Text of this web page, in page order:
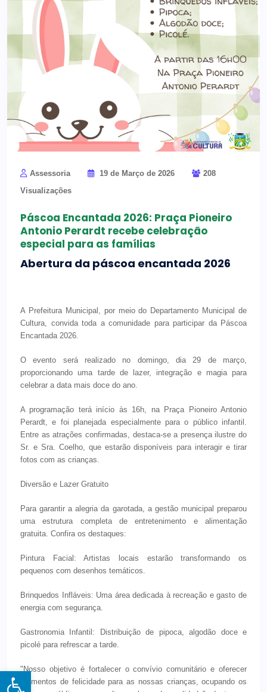
Open toolbar
Assessoria 19 de Março de 2026
208
Visualizações
Páscoa Encantada 2026: Praça Pioneiro
Antonio Perardt recebe celebração
especial para as famílias
Abertura da páscoa encantada 2026
A Prefeitura Municipal, por meio do Departamento Municipal de
Cultura, convida toda a comunidade para participar da Páscoa
Encantada 2026.
O evento será realizado no domingo, dia 29 de março,
proporcionando uma tarde de lazer, integração e magia para
celebrar a data mais doce do ano.
A programação terá início às 16h, na Praça Pioneiro Antonio
Perardt, e foi planejada especialmente para o público infantil.
Entre as atrações confirmadas, destaca-se a presença ilustre do
Sr. e Sra. Coelho, que estarão disponíveis para interagir e tirar
fotos com as crianças.
Diversão e Lazer Gratuito
Para garantir a alegria da garotada, a gestão municipal preparou
uma estrutura completa de entretenimento e alimentação
gratuita. Confira os destaques:
Pintura Facial: Artistas locais estarão transformando os
pequenos com desenhos temáticos.
Brinquedos Infláveis: Uma área dedicada à recreação e gasto de
energia com segurança.
Gastronomia Infantil: Distribuição de pipoca, algodão doce e
picolé para refrescar a tarde.
"Nosso objetivo é fortalecer o convívio comunitário e oferecer
momentos de felicidade para as nossas crianças, ocupando os